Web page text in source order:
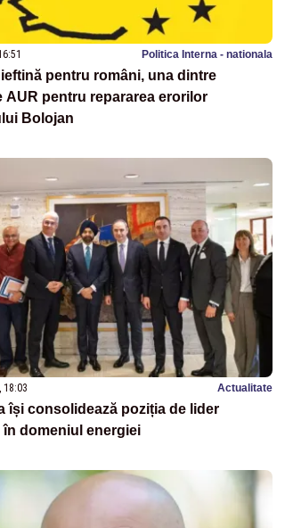
Politica Interna - nationala
ieftină pentru români, una dintre
AUR pentru repararea erorilor
Bolojan
18:03 Actualitate
își consolidează poziția de lider
în domeniul energiei